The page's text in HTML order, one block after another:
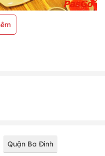
Quận Ba Đình